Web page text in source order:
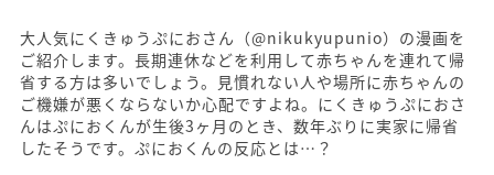
大人気にくきゅうぷにおさん（@nikukyupunio）の漫画を
ご紹介します。長期連休などを利用して赤ちゃんを連れて帰
省する方は多いでしょう。見慣れない人や場所に赤ちゃんの
ご機嫌が悪くならないか心配ですよね。にくきゅうぷにおさ
んはぷにおくんが生後3ヶ月のとき、数年ぶりに実家に帰省
したそうです。ぷにおくんの反応とは…？